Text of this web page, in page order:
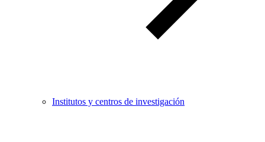
Institutos y centros de investigación